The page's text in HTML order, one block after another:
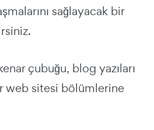
sağlayacak bir
çubuğu, blog yazıları
web sitesi bölümlerine